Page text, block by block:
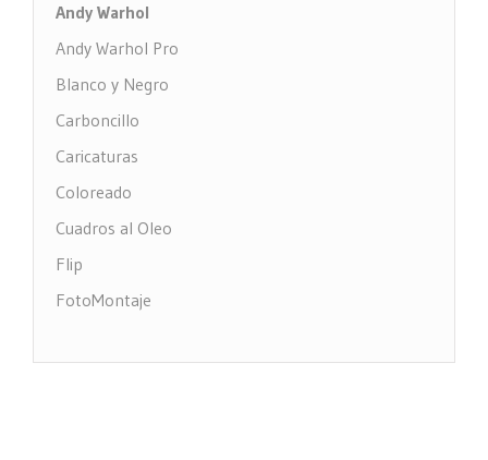
Andy Warhol
Andy Warhol Pro
Blanco y Negro
Carboncillo
Caricaturas
Coloreado
Cuadros al Oleo
Flip
FotoMontaje